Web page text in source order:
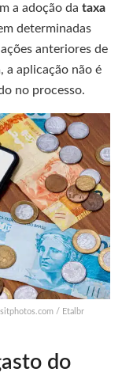
a adoção da taxa
determinadas
anteriores de
a aplicação não é
no processo.
/ Etalbr
do